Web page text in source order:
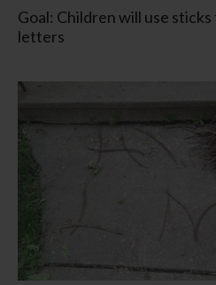
Goal: Children will use
letters